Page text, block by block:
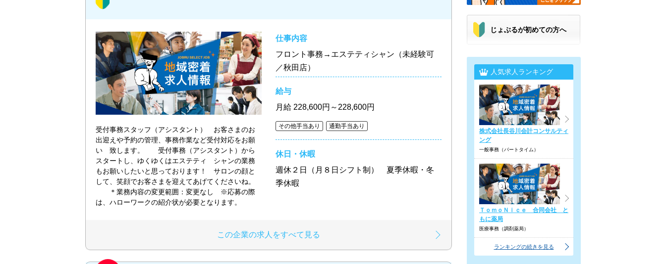
受付事務スタッフ（アシスタント） お客さまのお
出迎えや予約の管理、事務作業など受付対応をお願
い 致します。 受付事務（アシスタント）から
スタートし、ゆくゆくはエステティ シャンの業務
もお願いしたいと思っております！ サロンの顔と
して、笑顔でお客さまを迎えてあげてくださいね。
＊業務内容の変更範囲：変更なし ※応募の際
は、ハローワークの紹介状が必要となります。
仕事内容
フロント事務→エステティシャン（未経験可
／秋田店）
給与
月給 228,600円～228,600円
その他手当あり 通勤手当あり
休日・休暇
週休２日（月８日シフト制） 夏季休暇・冬
季休暇
この企業の求人をすべて見る
じょぶるが初めての方へ
人気求人ランキング
株式会社長谷川会計コンサルティ
ング
一般事務（パートタイム）
ＴｏｍｏＮｉｃｅ 合同会社 と
もに薬局
医療事務（調剤薬局）
ランキングの続きを見る